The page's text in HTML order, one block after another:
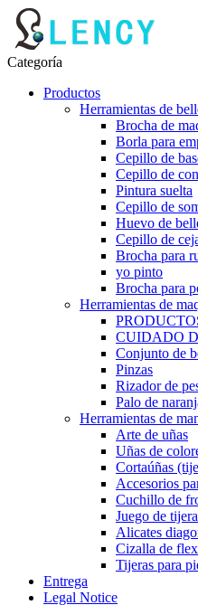
Categoría
Productos
Herramientas de
Brocha de
Borla para
Cepillo de
Cepillo de
Pintura suelta
Cepillo de
Huevo de
Cepillo de
Brocha para
yo pinto
Brocha para
Herramientas de
CUIDADO
Conjunto de
Pinzas
Rizador de
Palo de
Herramientas de
Arte de uñas
Uñas de
Cortaúñas
Accesorios
Cuchillo de
Juego de
Alicates
Cizalla de
Tijeras para
Entrega
Legal Notice